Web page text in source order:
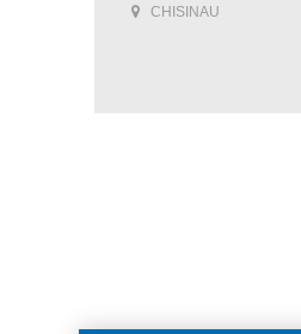
CHISINAU